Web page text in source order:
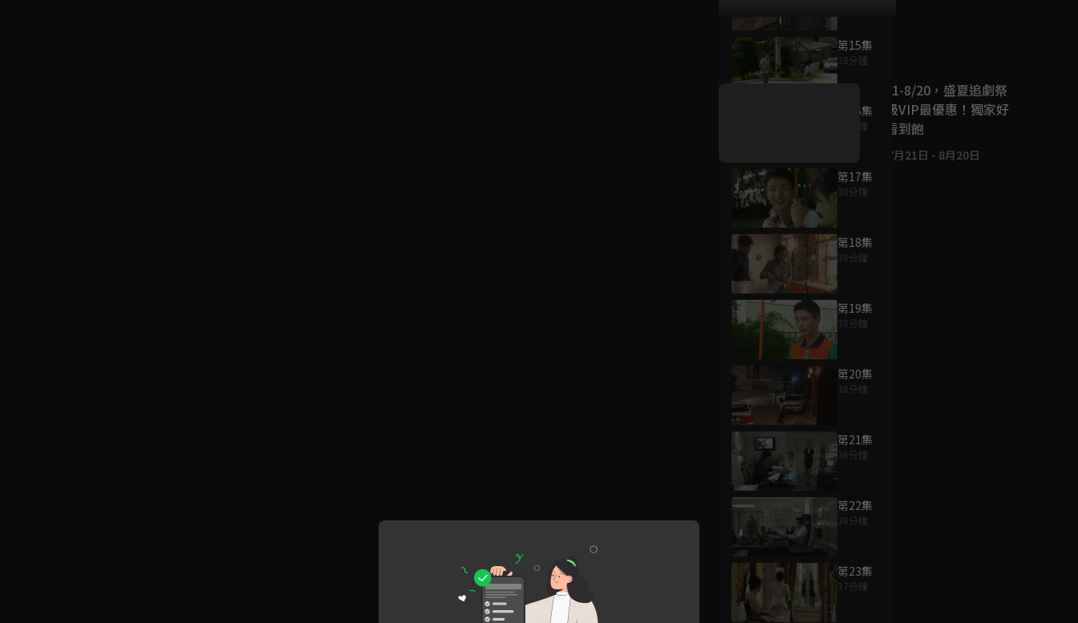
第15集
38分鐘
第16集
37分鐘
第17集
38分鐘
第18集
38分鐘
第19集
38分鐘
第20集
38分鐘
第21集
36分鐘
第22集
38分鐘
第23集
37分鐘
好康資訊
7/21-8/20，盛夏追劇祭
升級VIP最優惠！獨家好
戲看到飽
7月21日 - 8月20日